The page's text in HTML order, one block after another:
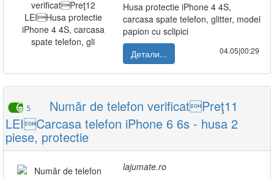
Husa protectie iPhone 4 4S,
carcasa spate telefon, glitter, model
papion cu sclipici
Детали...
04.05|00:29
5
Număr de telefon verificatPreţ11
LEICarcasa telefon iPhone 6 6s - husa 2
piese, protectie
lajumate.ro